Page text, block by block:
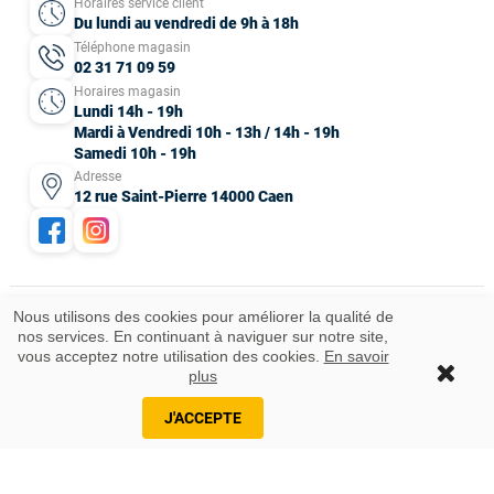
Du lundi au vendredi de 9h à 18h
Téléphone magasin
02 31 71 09 59
Horaires magasin
Lundi 14h - 19h
Mardi à Vendredi 10h - 13h / 14h - 19h
Samedi 10h - 19h
Adresse
12 rue Saint-Pierre 14000 Caen
Nous utilisons des cookies pour améliorer la qualité de
nos services. En continuant à naviguer sur notre site,
vous acceptez notre utilisation des cookies. En savoir
plus
J'ACCEPTE
Mentions légales CGV Données personnelles